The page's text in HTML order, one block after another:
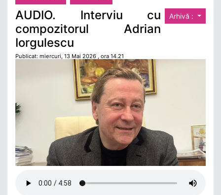
Arhivă :
AUDIO. Interviu cu
compozitorul Adrian
Iorgulescu
Publicat: miercuri, 13 Mai 2026 , ora 14.21